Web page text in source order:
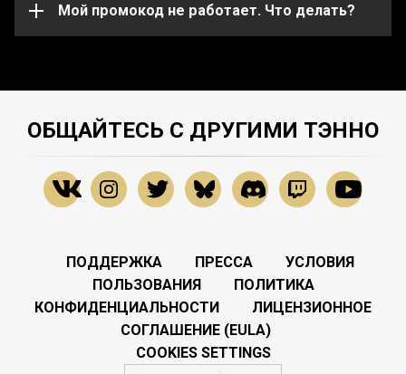
Мой промокод не работает. Что делать?
службу поддержки.
ОБЩАЙТЕСЬ С ДРУГИМИ ТЭННО
ПОДДЕРЖКА ПРЕССА
УСЛОВИЯ
ПОЛЬЗОВАНИЯ
ПОЛИТИКА
КОНФИДЕНЦИАЛЬНОСТИ
ЛИЦЕНЗИОННОЕ
СОГЛАШЕНИЕ (EULA)
COOKIES SETTINGS